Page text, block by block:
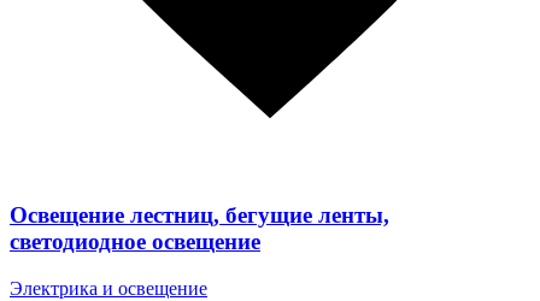
Освещение лестниц, бегущие ленты,
светодиодное освещение
Электрика и освещение